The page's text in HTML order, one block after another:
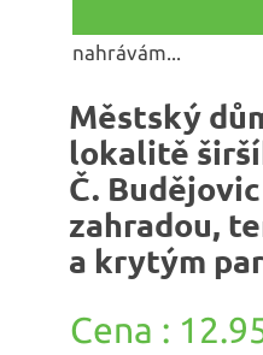
nahrávám...
Městský
lokalitě
Č.
zahradou,
a krytým